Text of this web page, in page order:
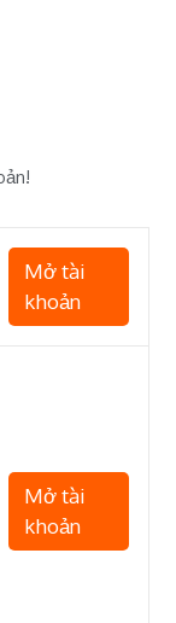
Mở tài
khoản
Mở tài
khoản